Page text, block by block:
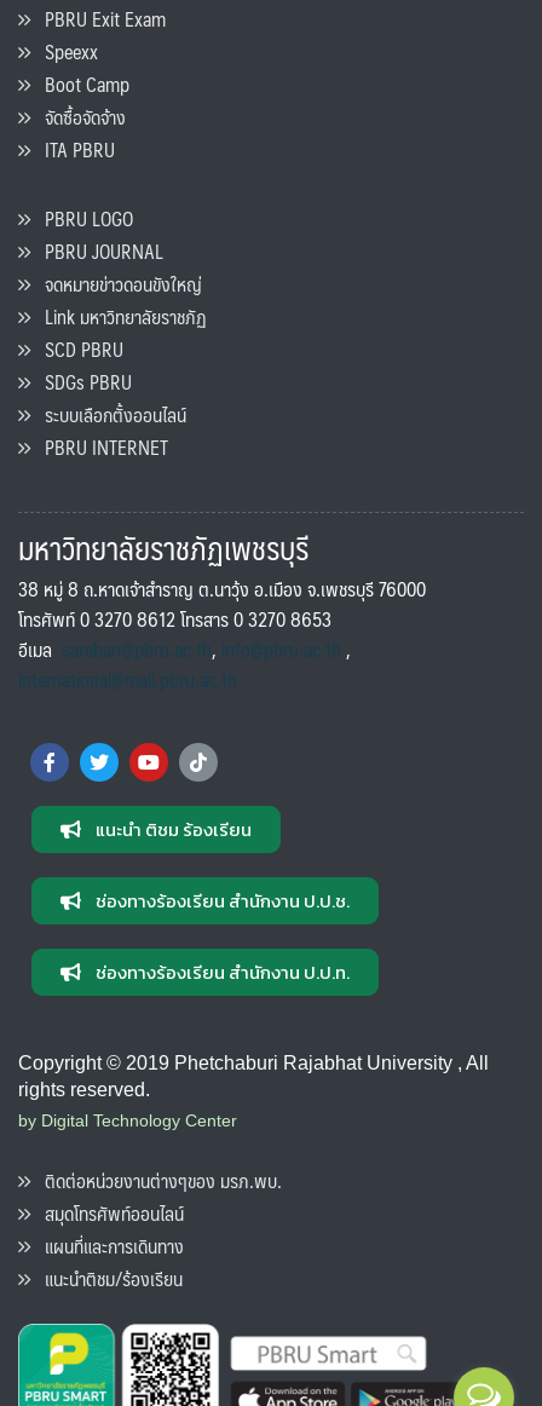
PBRU Exit Exam
Speexx
Boot Camp
จัดซื้อจัดจ้าง
ITA PBRU
PBRU LOGO
PBRU JOURNAL
จดหมายข่าวดอนขังใหญ่
Link มหาวิทยาลัยราชภัฏ
SCD PBRU
SDGs PBRU
ระบบเลือกตั้งออนไลน์
PBRU INTERNET
มหาวิทยาลัยราชภัฏเพชรบุรี
38 หมู่ 8 ถ.หาดเจ้าสำราญ ต.นาวุ้ง อ.เมือง จ.เพชรบุรี 76000
โทรศัพท์ 0 3270 8612 โทรสาร 0 3270 8653
อีเมล saraban@pbru.ac.th, info@pbru.ac.th,
international@mail.pbru.ac.th
แนะนำ ติชม ร้องเรียน
ช่องทางร้องเรียน สำนักงาน ป.ป.ช.
ช่องทางร้องเรียน สำนักงาน ป.ป.ท.
Copyright © 2019 Phetchaburi Rajabhat University , All
rights reserved.
by Digital Technology Center
ติดต่อหน่วยงานต่างๆของ มรภ.พบ.
สมุดโทรศัพท์ออนไลน์
แผนที่และการเดินทาง
แนะนำติชม/ร้องเรียน